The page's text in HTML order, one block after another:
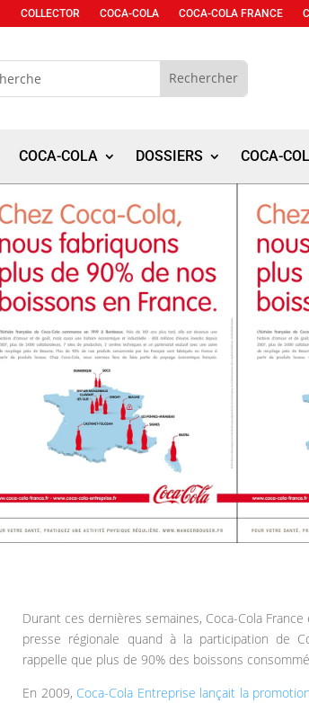
COLLECTOR COCA-COLA COCA-COLA FRANCE
COCA-COLA DOSSIERS COCA-
Durant ces dernières semaines, Coca-Cola
presse régionale quand à la participation de
rappelle que plus de 90% des boissons
En 2009, Coca-Cola Entreprise lançait la